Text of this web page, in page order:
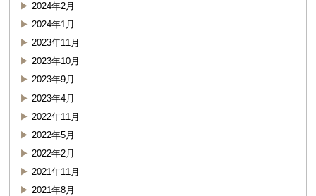
2024年2月
2024年1月
2023年11月
2023年10月
2023年9月
2023年4月
2022年11月
2022年5月
2022年2月
2021年11月
2021年8月